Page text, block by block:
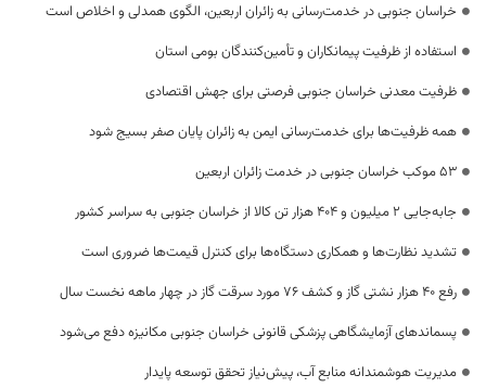
خراسان جنوبی در خدمت‌رسانی به زائران اربعین، الگوی همدلی و اخلاص است
استفاده از ظرفیت پیمانکاران و تأمین‌کنندگان بومی استان
ظرفیت معدنی خراسان جنوبی فرصتی برای جهش اقتصادی
همه ظرفیت‌ها برای خدمت‌رسانی ایمن به زائران پایان صفر بسیج شود
53 موکب خراسان جنوبی در خدمت زائران اربعین
جابه‌جایی 2 میلیون و 404 هزار تن کالا از خراسان جنوبی به سراسر کشور
تشدید نظارت‌ها و همکاری دستگاه‌ها برای کنترل قیمت‌ها ضروری است
رفع 40 هزار نشتی گاز و کشف 76 مورد سرقت گاز در چهار ماهه نخست سال
پسماندهای آزمایشگاهی پزشکی قانونی خراسان جنوبی مکانیزه دفع می‌شود
مدیریت هوشمندانه منابع آب، پیش‌نیاز تحقق توسعه پایدار